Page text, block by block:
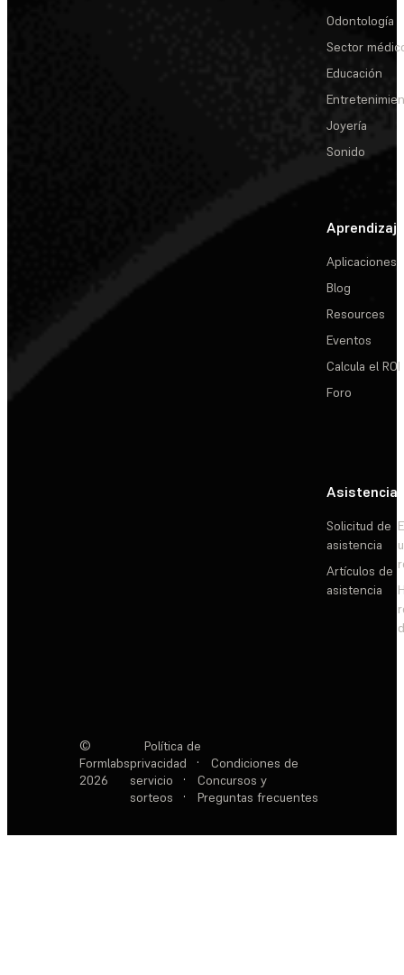
Odontología
Sector
Educación
Joyería
Sonido
Aprendizaje
Aplicaciones
Blog
Resources
Eventos
Calcula el ROI
Foro
Asistencia
Solicitud de
asistencia
Artículos de
asistencia
©
Formlabs
2026
Política de
privacidad
·
Condiciones de
servicio
·
Concursos y
sorteos
· Preguntas frecuentes